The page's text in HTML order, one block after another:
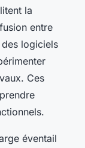
la
entre
logiciels
Ces
éventail